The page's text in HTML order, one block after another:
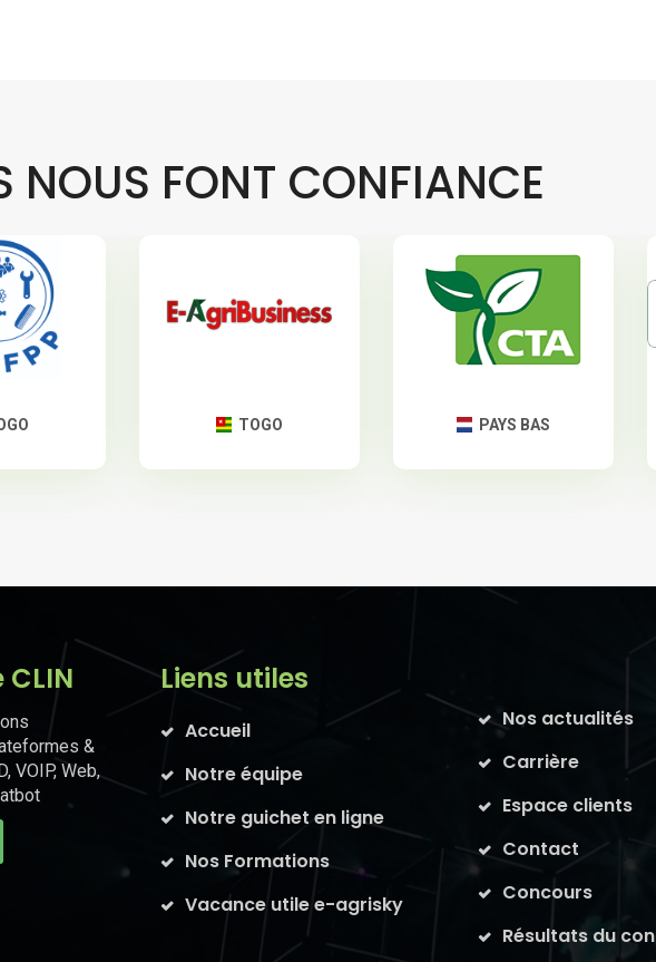
NOUS FONT CONFIANCE
TOGO PAYS BAS
&
VOIP, Web,
Liens utiles
Accueil
Notre équipe
Notre guichet en ligne
Nos Formations
Vacance utile e-agrisky
Nos actualités
Carrière
Espace clients
Contact
Concours
Résultats du